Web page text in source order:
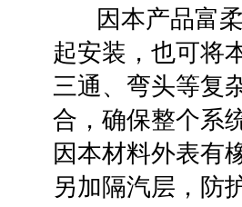
因本产品富柔
起安装，也可将
三通、弯头等复
合，确保整个系
因本材料外表有
另加隔汽层，防